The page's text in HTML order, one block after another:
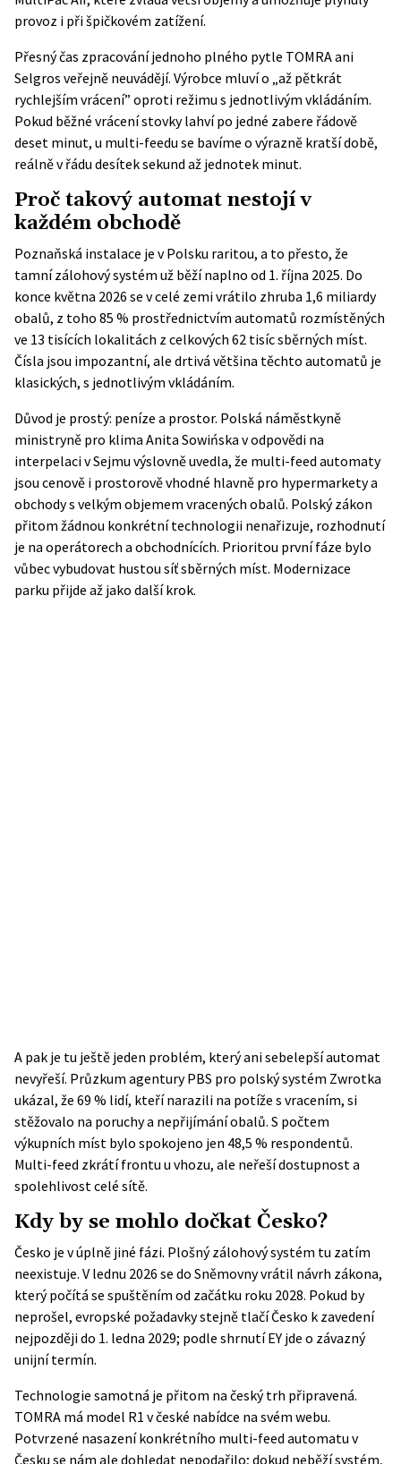
provoz i při špičkovém zatížení.
Přesný čas zpracování jednoho plného pytle TOMRA ani
Selgros veřejně neuvádějí. Výrobce mluví o „až pětkrát
rychlejším vrácení” oproti režimu s jednotlivým vkládáním.
Pokud běžné vrácení stovky lahví po jedné zabere řádově
deset minut, u multi-feedu se bavíme o výrazně kratší době,
reálně v řádu desítek sekund až jednotek minut.
Proč takový automat nestojí v
každém obchodě
Poznaňská instalace je v Polsku raritou, a to přesto, že
tamní zálohový systém už běží naplno od 1. října 2025. Do
konce května 2026 se v celé zemi vrátilo zhruba 1,6 miliardy
obalů, z toho 85 % prostřednictvím automatů rozmístěných
ve 13 tisících lokalitách z celkových 62 tisíc sběrných míst.
Čísla jsou impozantní, ale drtivá většina těchto automatů je
klasických, s jednotlivým vkládáním.
Důvod je prostý: peníze a prostor. Polská náměstkyně
ministryně pro klima Anita Sowińska vodpovědi na
interpelaciv Sejmu výslovně uvedla, že multi-feed automaty
jsou cenově i prostorově vhodné hlavně pro hypermarkety a
obchody s velkým objemem vracených obalů. Polský zákon
přitom žádnou konkrétní technologii nenařizuje, rozhodnutí
je na operátorech a obchodnících. Prioritou první fáze bylo
vůbec vybudovat hustou síť sběrných míst. Modernizace
parku přijde až jako další krok.
A pak je tu ještě jeden problém, který ani sebelepší automat
nevyřeší. Průzkum agentury PBS pro polský systém Zwrotka
ukázal, že 69 % lidí, kteří narazili na potíže s vracením, si
stěžovalo na poruchy a nepřijímání obalů. S počtem
výkupních míst bylo spokojeno jen 48,5 % respondentů.
Multi-feed zkrátí frontu u vhozu, ale neřeší dostupnost a
spolehlivost celé sítě.
Kdy by se mohlo dočkat Česko?
Česko je v úplně jiné fázi. Plošný zálohový systém tu zatím
neexistuje. V lednu 2026 se do Sněmovny vrátil návrh zákona,
který počítá se spuštěním od začátku roku 2028. Pokud by
neprošel, evropské požadavky stejně tlačí Česko k zavedení
nejpozději do 1. ledna 2029; podle shrnutí EY jde o závazný
unijní termín.
Technologie samotná je přitom na český trh připravená.
TOMRA má model R1 v české nabídce na svém webu.
Potvrzené nasazení konkrétního multi-feed automatu v
Česku se nám ale dohledat nepodařilo; dokud neběží systém,